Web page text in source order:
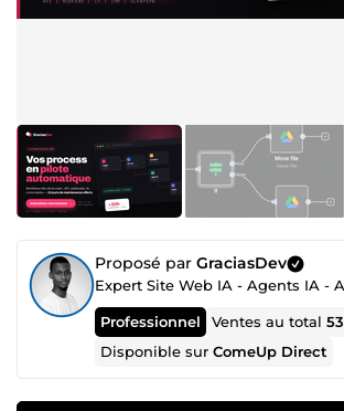
Proposé par GraciasDev
Professionnel Ventes au total53
Disponible surComeUp Direct